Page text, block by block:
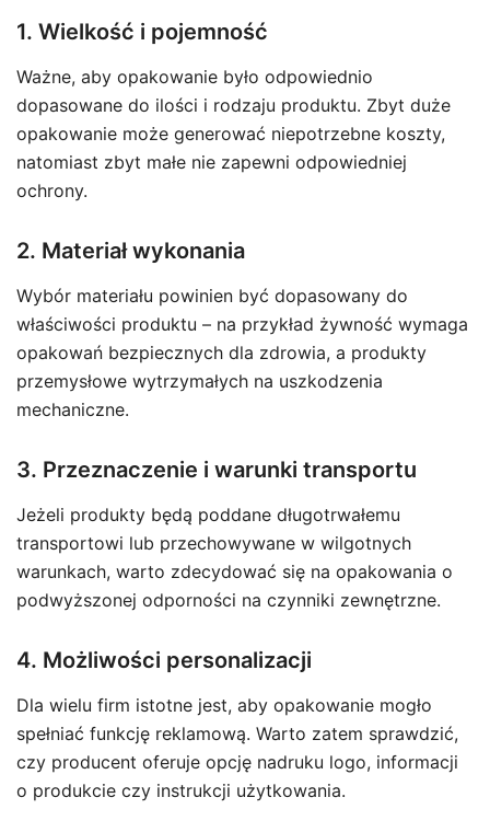
1. Wielkość i pojemność
Ważne, aby opakowanie było odpowiednio
dopasowane do ilości i rodzaju produktu. Zbyt duże
opakowanie może generować niepotrzebne koszty,
natomiast zbyt małe nie zapewni odpowiedniej
ochrony.
2. Materiał wykonania
Wybór materiału powinien być dopasowany do
właściwości produktu – na przykład żywność wymaga
opakowań bezpiecznych dla zdrowia, a produkty
przemysłowe wytrzymałych na uszkodzenia
mechaniczne.
3. Przeznaczenie i warunki transportu
Jeżeli produkty będą poddane długotrwałemu
transportowi lub przechowywane w wilgotnych
warunkach, warto zdecydować się na opakowania o
podwyższonej odporności na czynniki zewnętrzne.
4. Możliwości personalizacji
Dla wielu firm istotne jest, aby opakowanie mogło
spełniać funkcję reklamową. Warto zatem sprawdzić,
czy producent oferuje opcję nadruku logo, informacji
o produkcie czy instrukcji użytkowania.